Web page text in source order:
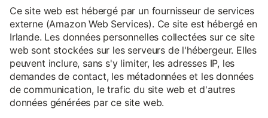
Ce site web est hébergé par un fournisseur de services
externe (Amazon Web Services). Ce site est hébergé en
Irlande. Les données personnelles collectées sur ce site
web sont stockées sur les serveurs de l'hébergeur. Elles
peuvent inclure, sans s'y limiter, les adresses IP, les
demandes de contact, les métadonnées et les données
de communication, le trafic du site web et d'autres
données générées par ce site web.